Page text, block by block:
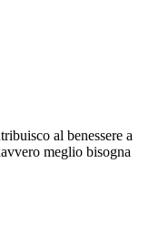
al benessere a
meglio bisogna